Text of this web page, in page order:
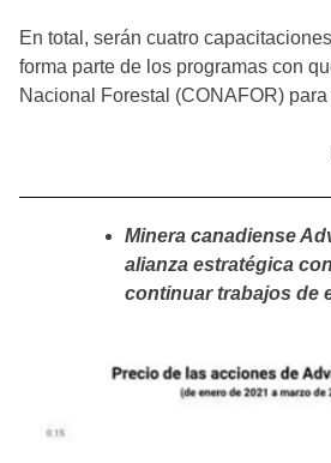
En total, serán cuatro
forma parte de los programas con
Nacional Forestal (CONAFOR)
Minera canadiense
alianza estratégica
continuar trabajos de